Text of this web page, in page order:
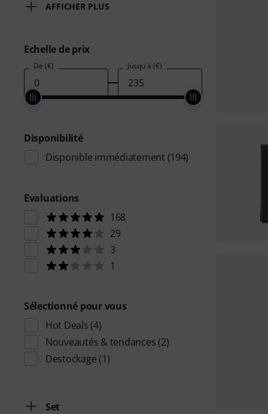
AFFICHER PLUS
Echelle de prix
De (€) Jusqu'à (€)
Disponibilité
Disponible immédiatement (194)
Evaluations
168
29
3
1
Sélectionné pour vous
Hot Deals (4)
Nouveautés & tendances (2)
Destockage (1)
Set